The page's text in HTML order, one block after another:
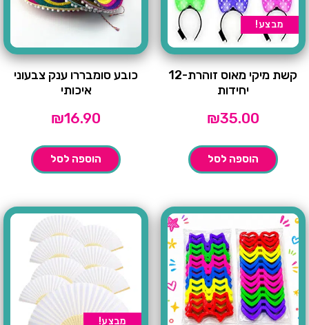
מבצע!
קשת מיקי מאוס זוהרת-12
יחידות
₪35.00
הוספה לסל
כובע סומבררו ענק צבעוני
איכותי
₪16.90
הוספה לסל
מבצע!